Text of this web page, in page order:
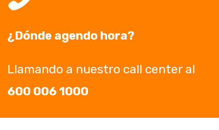
¿Dónde agendo hora?
Llamando a nuestro call center al
600 006 1000